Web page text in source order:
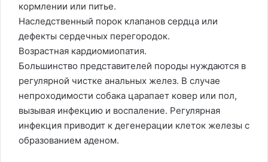
кормлении или питье.
Наследственный порок клапанов сердца или
дефекты сердечных перегородок.
Возрастная кардиомиопатия.
Большинство представителей породы нуждаются в
регулярной чистке анальных желез. В случае
непроходимости собака царапает ковер или пол,
вызывая инфекцию и воспаление. Регулярная
инфекция приводит к дегенерации клеток железы с
образованием аденом.